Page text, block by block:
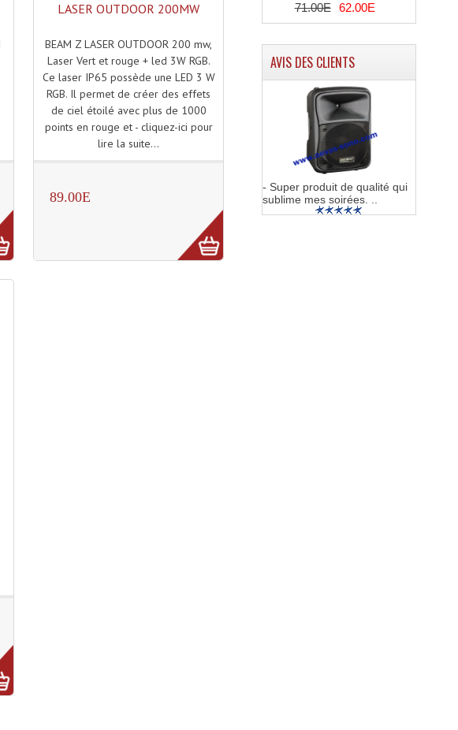
LASER OUTDOOR 200MW
BEAM Z LASER OUTDOOR 200 mw,
Laser Vert et rouge + led 3W RGB.
Ce laser IP65 possède une LED 3 W
RGB. Il permet de créer des effets
de ciel étoilé avec plus de 1000
points en rouge et - cliquez-ici pour
lire la suite...
89.00E
71.00E 62.00E
AVIS DES CLIENTS
- Super produit de qualité qui
sublime mes soirées. ..